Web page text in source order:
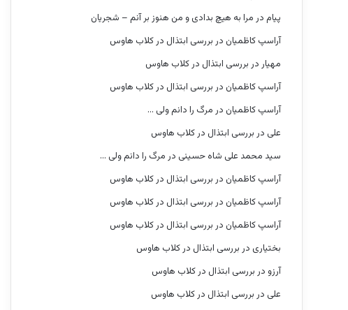
پیام در مرا به هیچ بدادی و من هنوز بر آنم – شجریان
آراسپ کاظمیان در بررسی ابتذال در کلاب هاوس
مهیار در بررسی ابتذال در کلاب هاوس
آراسپ کاظمیان در بررسی ابتذال در کلاب هاوس
آراسپ کاظمیان در مرگ را دانم ولی …
علی در بررسی ابتذال در کلاب هاوس
سید محمد علی شاه حسینی در مرگ را دانم ولی …
آراسپ کاظمیان در بررسی ابتذال در کلاب هاوس
آراسپ کاظمیان در بررسی ابتذال در کلاب هاوس
آراسپ کاظمیان در بررسی ابتذال در کلاب هاوس
بختیاری در بررسی ابتذال در کلاب هاوس
آرزو در بررسی ابتذال در کلاب هاوس
علی در بررسی ابتذال در کلاب هاوس